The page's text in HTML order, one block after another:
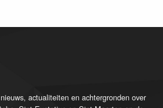
actualiteiten en achtergronden over